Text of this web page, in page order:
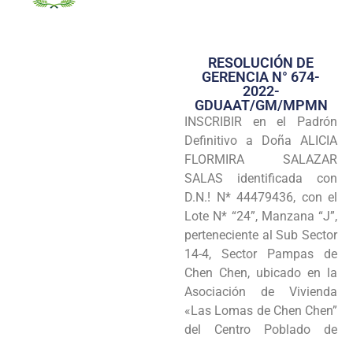
Transparencia
Seguridad
Programas
Intranet
RESOLUCIÓN DE
GERENCIA N° 674-
2022-
GDUAAT/GM/MPMN
INSCRIBIR en el Padrón
Definitivo a Doña ALICIA
FLORMIRA SALAZAR
SALAS identificada con
D.N.! N* 44479436, con el
Lote N* “24”, Manzana “J”,
perteneciente al Sub Sector
14-4, Sector Pampas de
Chen Chen, ubicado en la
Asociación de Vivienda
«Las Lomas de Chen Chen”
del Centro Poblado de